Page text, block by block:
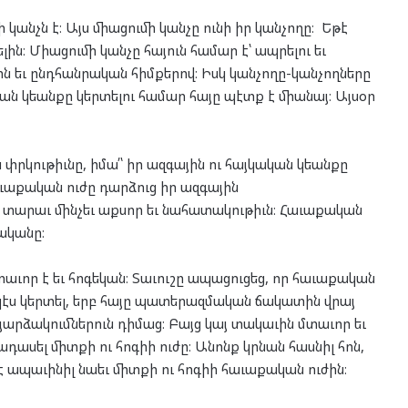
է։ Այս միացումի կանչը ունի իր կանչողը։ Եթէ
Միացումի կանչը հայուն համար է՝ ապրելու եւ
ընդհանրական հիմքերով։ Իսկ կանչողը-կանչողները
կեանքը կերտելու համար հայը պէտք է միանայ։ Այսօր
իմա՛՝ իր ազգային ու հայկական կեանքը
ուժը դարձուց իր ազգային
մինչեւ աքսոր եւ նահատակութիւն։ Հաւաքական
է եւ հոգեկան։ Տաւուշը ապացուցեց, որ հաւաքական
կերտել, երբ հայը պատերազմական ճակատին վրայ
դիմաց։ Բայց կայ տակաւին մտաւոր եւ
միտքի ու հոգիի ուժը։ Անոնք կրնան հասնիլ հոն,
ապաւինիլ նաեւ միտքի ու հոգիի հաւաքական ուժին։